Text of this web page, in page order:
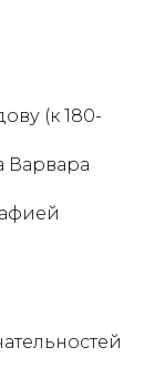
(к 180-
Варвара